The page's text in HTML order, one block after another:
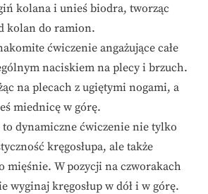
kolana i unieś biodra, tworząc
kolan do ramion.
ćwiczenie angażujące całe
naciskiem na plecy i brzuch.
na plecach z ugiętymi nogami, a
miednicę w górę.
dynamiczne ćwiczenie nie tylko
kręgosłupa, ale także
mięśnie. W pozycji na czworakach
wyginaj kręgosłup w dół i w górę.